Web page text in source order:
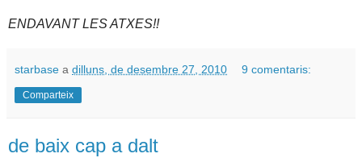
ENDAVANT LES ATXES!!
starbase a dilluns, de desembre 27, 2010 9 comentaris:
Comparteix
de baix cap a dalt